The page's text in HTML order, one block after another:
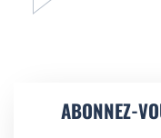
ABONNEZ-